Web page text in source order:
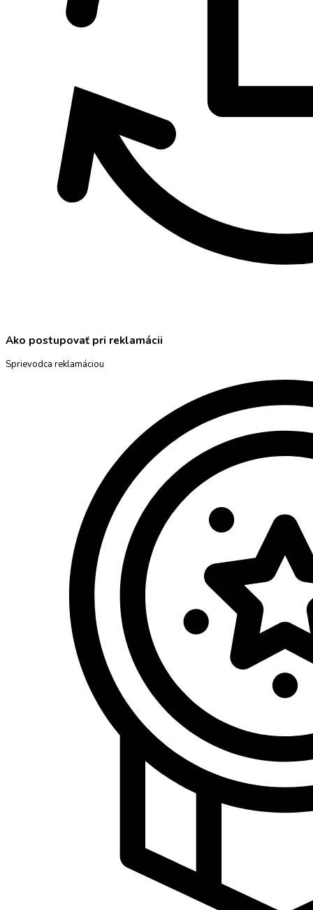
Ako postupovať pri reklamácii
Sprievodca reklamáciou